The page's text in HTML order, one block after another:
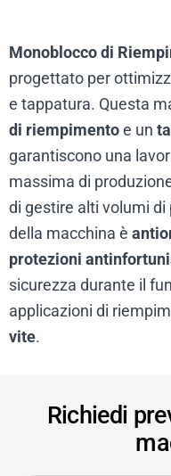
Monoblocco di
progettato per
e tappatura. Questa
di riempimentoe un
garantiscono una
massima di
di gestire alti volumi di
della macchina è
protezioni
sicurezza durante il
applicazioni di
vite.
Richiedi